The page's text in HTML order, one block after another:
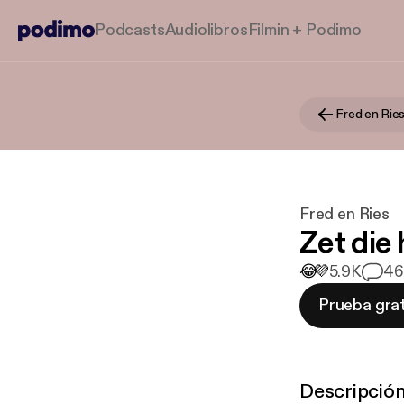
PodcastsAudiolibrosFilmin + Podimo
Fred en Ries
Fred en Ries
Zet die
😂💜5.9K 46
Prueba